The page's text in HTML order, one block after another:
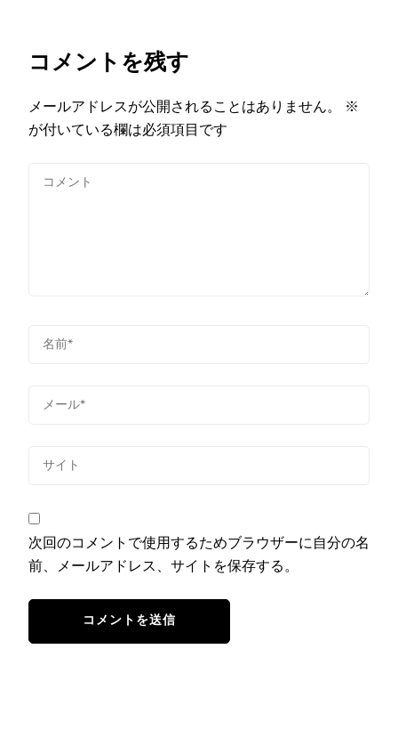
コメントを残す
メールアドレスが公開されることはありません。
※
が付いている欄は必須項目です
次回のコメントで使用するためブラウザーに自分の名
前、メールアドレス、サイトを保存する。